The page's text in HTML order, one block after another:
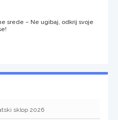
srede – Ne ugibaj, odkrij svoje
sklop 2026